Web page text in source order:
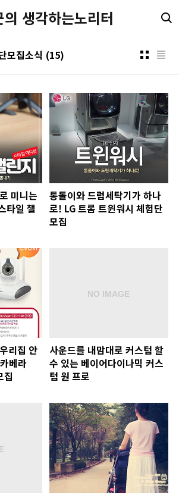
의 생각하는노리터
모집소식 (15)
미니는
타일 챌
통돌이와 드럼세탁기가 하나
로! LG 트롬 트윈워시 체험단
모집
리집 안
베라
집
사운드를 내맘대로 커스텀 할
수 있는 베이어다이나믹 커스
텀 원 프로